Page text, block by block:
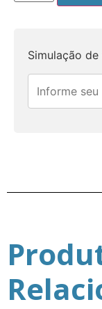
Simulação